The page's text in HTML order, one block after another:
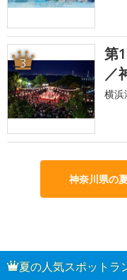
3
第
／
横浜
神奈川県の
夏の人気スポットラ